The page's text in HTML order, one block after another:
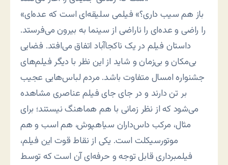
«باز هم سیب داری؟» فیلمی سلیقه‌ای است که عده‌ای
را راضی و عده‌ای را ناراضی از سینما به بیرون می‌فرستد.
داستان فیلم در یک ناکجاآباد اتفاق می‌افتد. فضایی
بی‌مکان و بی‌زمان و شاید از این نظر با دیگر فیلم‌های
جشنواره امسال متفاوت باشد. مردم لباس‌هایی عجیب
بر تن دارند و در جای جای فیلم عناصری مشاهده
می‌شود که از نظر زمانی با هم هماهنگ نیستند؛ برای
مثال، مرکب داس‌داران سیاهپوش، هم اسب و هم
موتورسیکلت است. یکی از نقاط قوت این فیلم،
فیلمبرداری قابل توجه و حرفه‌ای آن است که توسط